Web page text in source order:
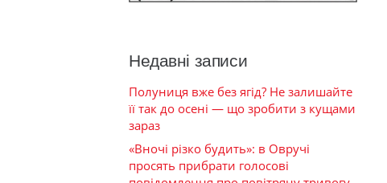
Недавні записи
Полуниця вже без ягід? Не залишайте
її так до осені — що зробити з кущами
зараз
«Вночі різко будить»: в Овручі
просять прибрати голосові